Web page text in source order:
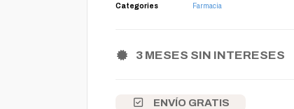
Categories
Farmacia
3 MESES SIN INTERESES
ENVÍO GRATIS